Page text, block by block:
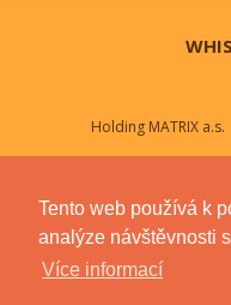
Tento web používá k
analýze návštěvnosti
Více informací
Holding MATRIX a.s.
MATRIX WOOD
MATRIX